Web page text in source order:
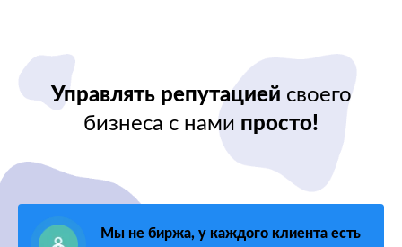
Управлять репутацией своего
бизнеса с нами просто!
Мы не биржа, у каждого клиента есть